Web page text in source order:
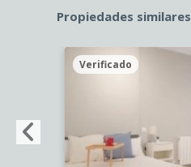
Propiedades similares
Verificado